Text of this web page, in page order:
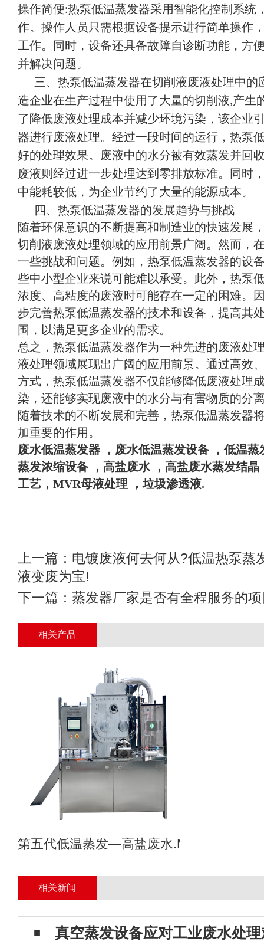
操作简便:热泵低温蒸发器采用智能化控制系统
作。操作人员只需根据设备提示进行简单操作
工作。同时，设备还具备故障自诊断功能，方
并解决问题。
三、热泵低温蒸发器在切削液废液处理中的
造企业在生产过程中使用了大量的切削液,产生
了降低废液处理成本并减少环境污染，该企业
器进行废液处理。经过一段时间的运行，热泵
好的处理效果。废液中的水分被有效蒸发并回
废液则经过进一步处理达到零排放标准。同时
中能耗较低，为企业节约了大量的能源成本。
四、热泵低温蒸发器的发展趋势与挑战
随着环保意识的不断提高和制造业的快速发展
切削液废液处理领域的应用前景广阔。然而，
一些挑战和问题。例如，热泵低温蒸发器的设
些中小型企业来说可能难以承受。此外，热泵
浓度、高粘度的废液时可能存在一定的困难。
步完善热泵低温蒸发器的技术和设备，提高其
围，以满足更多企业的需求。
总之，热泵低温蒸发器作为一种先进的废液处
液处理领域展现出广阔的应用前景。通过高效
方式，热泵低温蒸发器不仅能够降低废液处理
染，还能够实现废液中的水分与有害物质的分
随着技术的不断发展和完善，热泵低温蒸发器
加重要的作用。
废水低温蒸发器 ，废水低温蒸发设备 ， 低温蒸
蒸发浓缩设备
，高盐废水
，高盐废水蒸发结晶
工艺， MVR母液处理 ，垃圾渗透液.
上一篇： 电镀废液何去何从?低温热泵蒸
液变废为宝!
下一篇： 蒸发器厂家是否有全程服务的
相关产品
第五代低温蒸发—高盐废水.MVR母液专业
相关新闻
真空蒸发设备应对工业废水处